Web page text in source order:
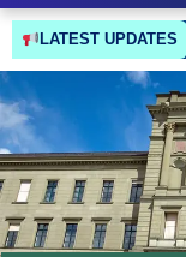
LATEST UPDATES
24/7 Emergency